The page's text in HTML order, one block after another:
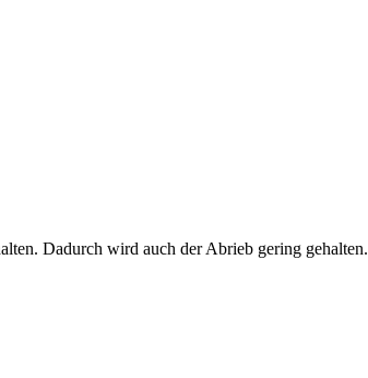
Dadurch wird auch der Abrieb gering gehalten.